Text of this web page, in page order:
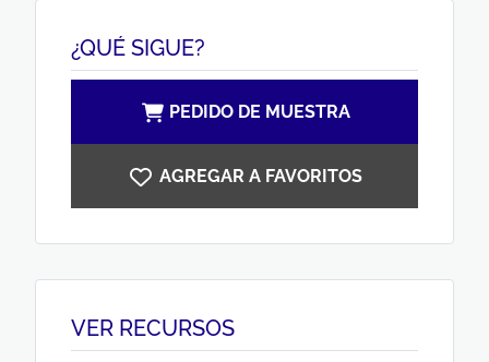
¿QUÉ SIGUE?
PEDIDO DE MUESTRA
AGREGAR A FAVORITOS
VER RECURSOS